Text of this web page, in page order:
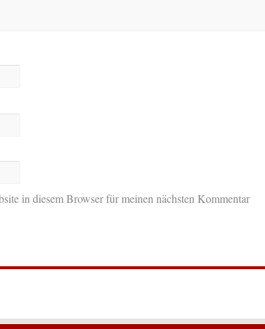
in diesem Browser für meinen nächsten Kommentar